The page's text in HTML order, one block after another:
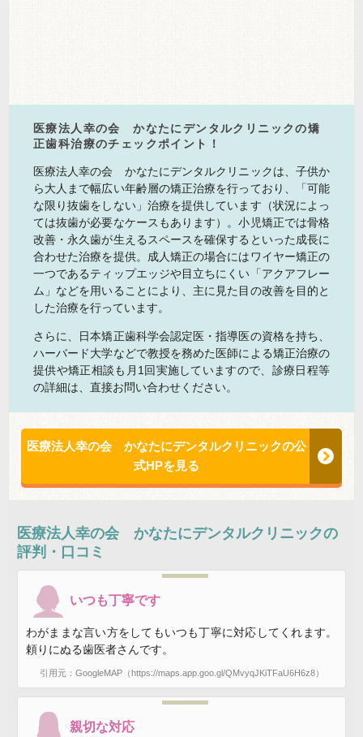
医療法人幸の会 かなたにデンタルクリニックの矯
正歯科治療のチェックポイント！
医療法人幸の会 かなたにデンタルクリニックは、子供か
ら大人まで幅広い年齢層の矯正治療を行っており、「可能
な限り抜歯をしない」治療を提供しています（状況によっ
ては抜歯が必要なケースもあります）。小児矯正では骨格
改善・永久歯が生えるスペースを確保するといった成長に
合わせた治療を提供。成人矯正の場合にはワイヤー矯正の
一つであるティップエッジや目立ちにくい「アクアフレー
ム」などを用いることにより、主に見た目の改善を目的と
した治療を行っています。
さらに、日本矯正歯科学会認定医・指導医の資格を持ち、
ハーバード大学などで教授を務めた医師による矯正治療の
提供や矯正相談も月1回実施していますので、診療日程等
の詳細は、直接お問い合わせください。
医療法人幸の会 かなたにデンタルクリニックの公
式HPを見る
医療法人幸の会 かなたにデンタルクリニックの
評判・口コミ
いつも丁寧です
わがままな言い方をしてもいつも丁寧に対応してくれます。
頼りにぬる歯医者さんです。
引用元：GoogleMAP（https://maps.app.goo.gl/QMvyqJKiTFaU6H6z8）
親切な対応